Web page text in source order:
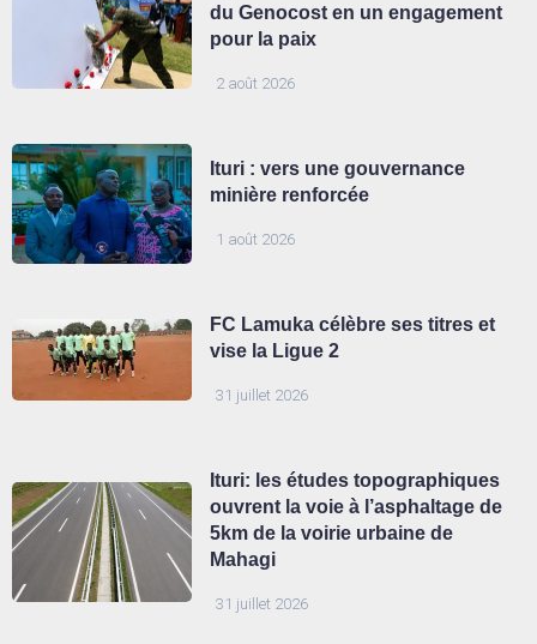
2 août 2026
du Genocost en un engagement
pour la paix
1 août 2026
Ituri : vers une gouvernance
minière renforcée
31 juillet 2026
FC Lamuka célèbre ses titres et
vise la Ligue 2
31 juillet 2026
Ituri: les études topographiques
ouvrent la voie à l’asphaltage de
5km de la voirie urbaine de
Mahagi